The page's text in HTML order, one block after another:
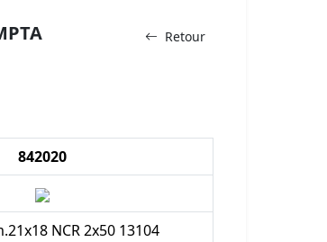
Retour
842020
NCR 2x50 13104